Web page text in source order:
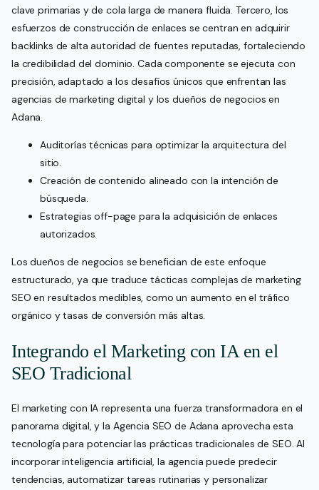
clave primarias y de cola larga de manera fluida. Tercero, los
esfuerzos de construcción de enlaces se centran en adquirir
backlinks de alta autoridad de fuentes reputadas, fortaleciendo
la credibilidad del dominio. Cada componente se ejecuta con
precisión, adaptado a los desafíos únicos que enfrentan las
agencias de marketing digital y los dueños de negocios en
Adana.
Auditorías técnicas para optimizar la arquitectura del
sitio.
Creación de contenido alineado con la intención de
búsqueda.
Estrategias off-page para la adquisición de enlaces
autorizados.
Los dueños de negocios se benefician de este enfoque
estructurado, ya que traduce tácticas complejas de marketing
SEO en resultados medibles, como un aumento en el tráfico
orgánico y tasas de conversión más altas.
Integrando el Marketing con IA en el
SEO Tradicional
El marketing con IA representa una fuerza transformadora en el
panorama digital, y la Agencia SEO de Adana aprovecha esta
tecnología para potenciar las prácticas tradicionales de SEO. Al
incorporar inteligencia artificial, la agencia puede predecir
tendencias, automatizar tareas rutinarias y personalizar